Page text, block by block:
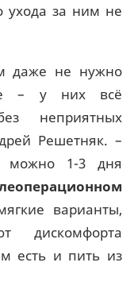
ухода за ним не
даже не нужно
– у них всё
неприятных
Решетняк. –
можно 1-3 дня
варианты,
дискомфорта
есть и пить из